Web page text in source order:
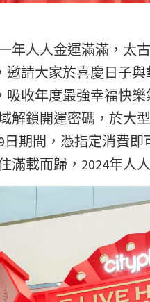
年人人金運滿滿，太
，邀請大家於喜慶日
，吸收年度最強幸福
解鎖開運密碼，於大
日期間，憑指定消費
載而歸，2024年人人